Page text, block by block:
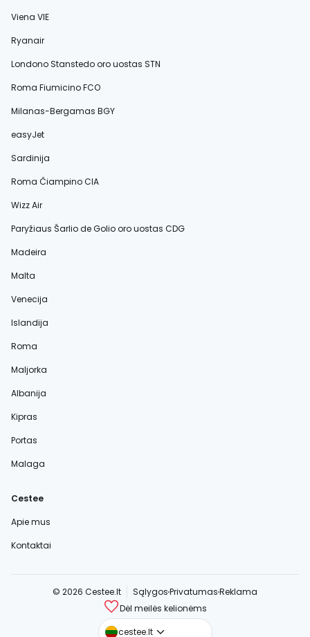
Viena VIE
Ryanair
Londono Stanstedo oro uostas STN
Roma Fiumicino FCO
Milanas-Bergamas BGY
easyJet
Sardinija
Roma Čiampino CIA
Wizz Air
Paryžiaus Šarlio de Golio oro uostas CDG
Madeira
Malta
Venecija
Islandija
Roma
Maljorka
Albanija
Kipras
Portas
Malaga
Cestee
Apie mus
Kontaktai
© 2026 Cestee.lt SąlygosPrivatumasReklama
Dėl meilės kelionėms
cestee.lt
cestee.com